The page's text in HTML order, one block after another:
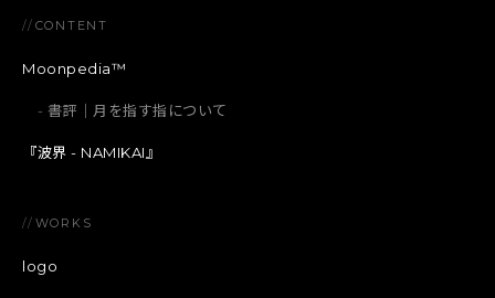
// CONTENT
Moonpedia™
書評｜月を指す指について
『波界 - NAMIKAI』
// WORKS
logo